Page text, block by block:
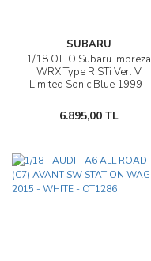
SUBARU
1/18 OTTO Subaru Impreza
WRX Type R STi Ver. V
Limited Sonic Blue 1999 -
6.895,00 TL